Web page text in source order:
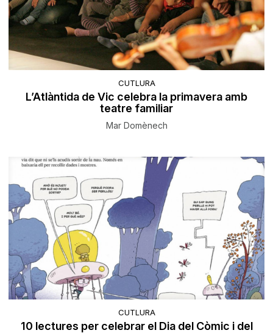
CUTLURA
L’Atlàntida de Vic celebra la primavera amb
teatre familiar
Mar Domènech
CUTLURA
10 lectures per celebrar el Dia del Còmic i del